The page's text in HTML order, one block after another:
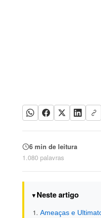
6 min de leitura
1.080 palavras
Neste artigo
Ameaças e